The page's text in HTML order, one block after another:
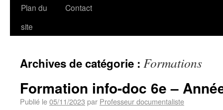
Plan du
site
Contact
Archives de catégorie : Formations
Formation info-doc 6e –
Publié le05/11/2023 par Professeur documentaliste